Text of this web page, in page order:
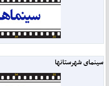
سینمای شهرستانها